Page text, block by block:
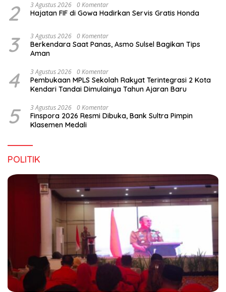
2 3 Agustus 2026 0 Komentar
Hajatan FIF di Gowa Hadirkan Servis Gratis Honda
3 3 Agustus 2026 0 Komentar
Berkendara Saat Panas, Asmo Sulsel Bagikan Tips
Aman
4 3 Agustus 2026 0 Komentar
Pembukaan MPLS Sekolah Rakyat Terintegrasi 2 Kota
Kendari Tandai Dimulainya Tahun Ajaran Baru
5 3 Agustus 2026 0 Komentar
Finspora 2026 Resmi Dibuka, Bank Sultra Pimpin
Klasemen Medali
POLITIK